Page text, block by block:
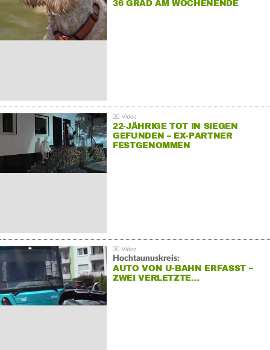
36 GRAD AM WOCHENENDE
22-JÄHRIGE TOT IN SIEGEN
GEFUNDEN – EX-PARTNER
FESTGENOMMEN
Hochtaunuskreis:
AUTO VON U-BAHN ERFASST –
ZWEI VERLETZTE…